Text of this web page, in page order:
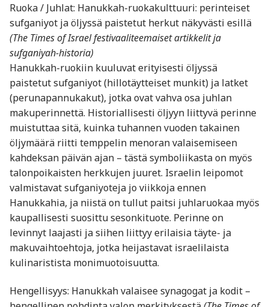
Ruoka / Juhlat: Hanukkah-ruokakulttuuri: perinteiset
sufganiyot ja öljyssä paistetut herkut näkyvästi esillä
(The Times of Israel festivaaliteemaiset artikkelit ja
sufganiyah-historia)
Hanukkah-ruokiin kuuluvat erityisesti öljyssä
paistetut sufganiyot (hillotäytteiset munkit) ja latket
(perunapannukakut), jotka ovat vahva osa juhlan
makuperinnettä. Historiallisesti öljyyn liittyvä perinne
muistuttaa sitä, kuinka tuhannen vuoden takainen
öljymäärä riitti temppelin menoran valaisemiseen
kahdeksan päivän ajan – tästä symboliikasta on myös
talonpoikaisten herkkujen juuret. Israelin leipomot
valmistavat sufganiyoteja jo viikkoja ennen
Hanukkahia, ja niistä on tullut paitsi juhlaruokaa myös
kaupallisesti suosittu sesonkituote. Perinne on
levinnyt laajasti ja siihen liittyy erilaisia täyte- ja
makuvaihtoehtoja, jotka heijastavat israelilaista
kulinaristista monimuotoisuutta.
Hengellisyys: Hanukkah valaisee synagogat ja kodit –